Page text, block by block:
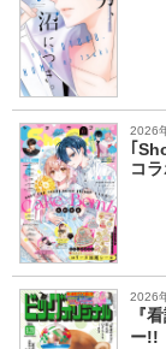
2026
｢
コ
2026
『
ー!!